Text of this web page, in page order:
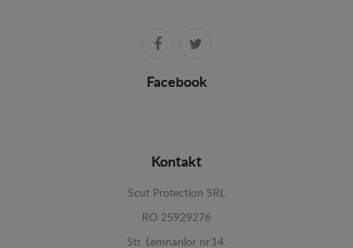
Facebook
Kontakt
Scut Protection SRL
RO 25929276
Str. Lemnarilor nr.14.